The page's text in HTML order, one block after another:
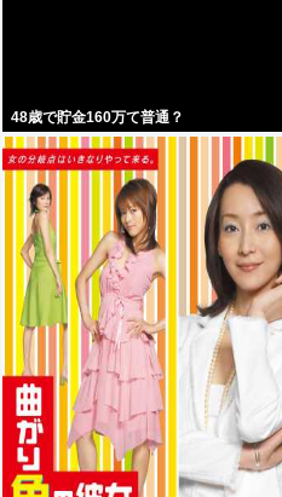
48歳で貯金160万て普通？